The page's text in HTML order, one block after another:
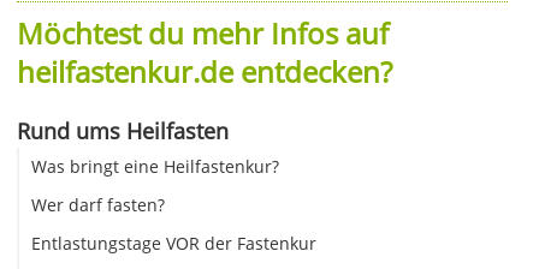
Möchtest du mehr Infos auf
heilfastenkur.de entdecken?
Rund ums Heilfasten
Was bringt eine Heilfastenkur?
Wer darf fasten?
Entlastungstage VOR der Fastenkur